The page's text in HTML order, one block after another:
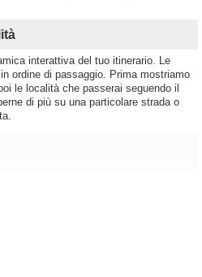
interattiva del tuo itinerario. Le
ordine di passaggio. Prima mostriamo
le località che passerai seguendo il
di più su una particolare strada o